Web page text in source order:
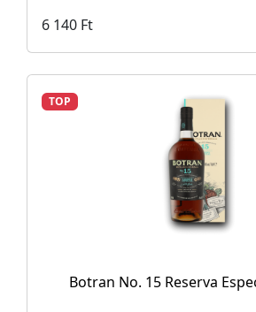
6 140 Ft
TOP
Botran No. 15 Reserva